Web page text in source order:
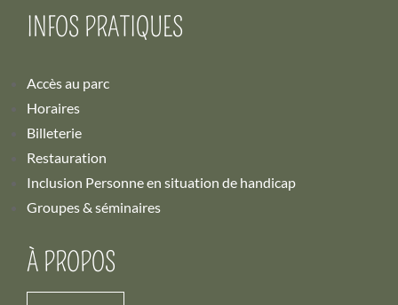
INFOS PRATIQUES
Accès au parc
Horaires
Billeterie
Restauration
Inclusion Personne en situation de handicap
Groupes & séminaires
À PROPOS